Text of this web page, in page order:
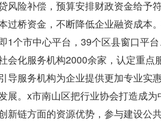
风险补偿，预算安排财政资金给予
过桥资金，不断降低企业融资成本
1个市中心平台，39个区县窗口平
会化服务机构2000余家，认定重
导服务机构为企业提供更加专业实
展。x市南山区把行业协会打造成
新链方面的资源优势，参与建设公